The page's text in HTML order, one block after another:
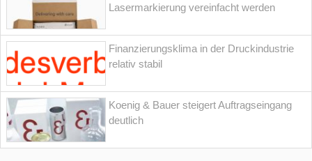
Lasermarkierung vereinfacht werden
Finanzierungsklima in der Druckindustrie
relativ stabil
Koenig & Bauer steigert Auftragseingang
deutlich